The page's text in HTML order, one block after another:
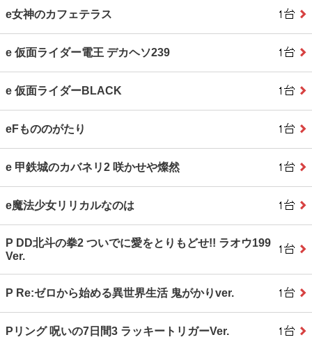
e女神のカフェテラス
e 仮面ライダー電王 デカヘソ239
e 仮面ライダーBLACK
eFもののがたり
e 甲鉄城のカバネリ2 咲かせや燦然
e魔法少女リリカルなのは
P DD北斗の拳2 ついでに愛をとりもどせ!! ラオウ199
Ver.
P Re:ゼロから始める異世界生活 鬼がかりver.
Pリング 呪いの7日間3 ラッキートリガーVer.